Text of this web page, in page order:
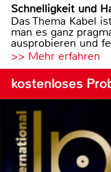
Schnelligkeit und
Das Thema Kabel
man es ganz
ausprobieren und
>> Mehr erfahren
kostenloses